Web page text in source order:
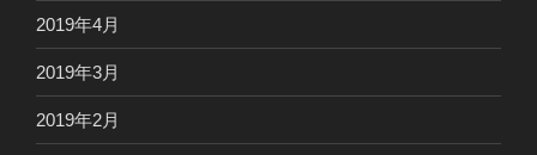
2019年4月
2019年3月
2019年2月